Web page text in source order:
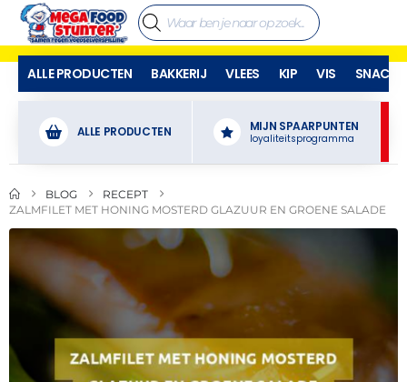
ALLE PRODUCTEN BAKKERIJ VLEES KIP VIS SNACKS
ALLE PRODUCTEN MIJN SPAARPUNTEN
loyaliteitsprogramma
BLOG
RECEPT
ZALMFILET MET HONING MOSTERD GLAZUUR EN GROENE SALADE